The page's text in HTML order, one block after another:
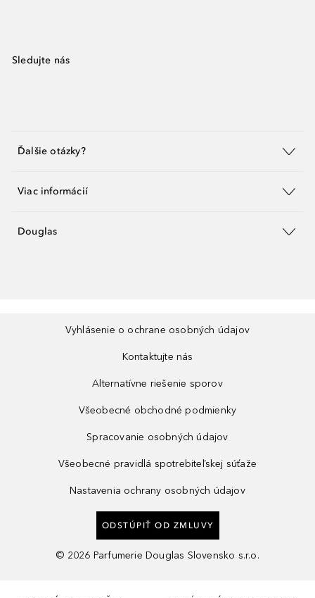
Sledujte nás
Ďalšie otázky?
Viac informácií
Douglas
Vyhlásenie o ochrane osobných údajov
Kontaktujte nás
Alternatívne riešenie sporov
Všeobecné obchodné podmienky
Spracovanie osobných údajov
Všeobecné pravidlá spotrebiteľskej súťaže
Nastavenia ochrany osobných údajov
ODSTÚPIŤ OD ZMLUVY
© 2026 Parfumerie Douglas Slovensko s.r.o.